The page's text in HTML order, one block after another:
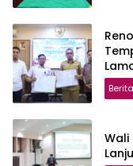
Berita
Wali